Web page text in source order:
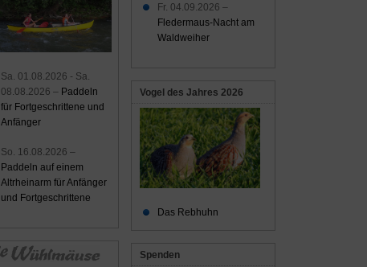
Fr. 04.09.2026 –
Fledermaus-Nacht am
Waldweiher
Vogel des Jahres 2026
Das Rebhuhn
Spenden
Sa. 01.08.2026 - Sa.
08.08.2026 – Paddeln
für Fortgeschrittene und
Anfänger
So. 16.08.2026 –
Paddeln auf einem
Altrheinarm für Anfänger
und Fortgeschrittene